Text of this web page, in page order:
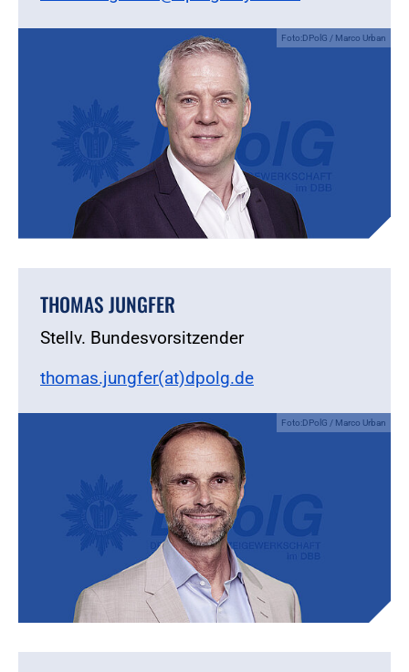
Foto:DPolG / Marco Urban
THOMAS JUNGFER
Stellv. Bundesvorsitzender
thomas.jungfer(at)dpolg.de
Foto:DPolG / Marco Urban